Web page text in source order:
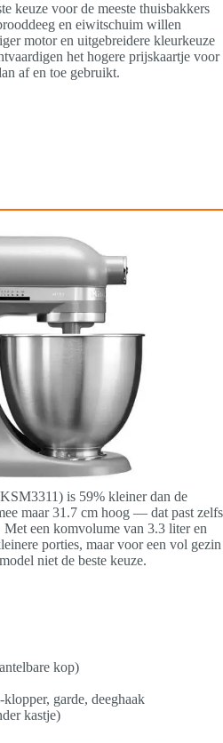
keuze voor de meeste thuisbakkers
en eiwitschuim willen
motor en uitgebreidere kleurkeuze
het hogere prijskaartje voor
af en toe gebruikt.
is 59% kleiner dan de
maar 31.7 cm hoog — dat past zelfs
Met een komvolume van 3.3 liter en
porties, maar voor een vol gezin
niet de beste keuze.
kop)
garde, deeghaak
kastje)